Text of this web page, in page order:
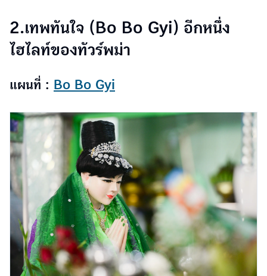
2.เทพทันใจ (Bo Bo Gyi) อีกหนึ่ง
ไฮไลท์ของทัวร์พม่า
แผนที่ : Bo Bo Gyi